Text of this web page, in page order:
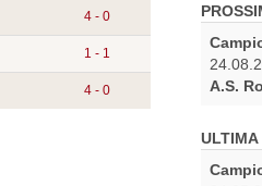
4 - 0
1 - 1
4 - 0
A.S.
ULTIMA